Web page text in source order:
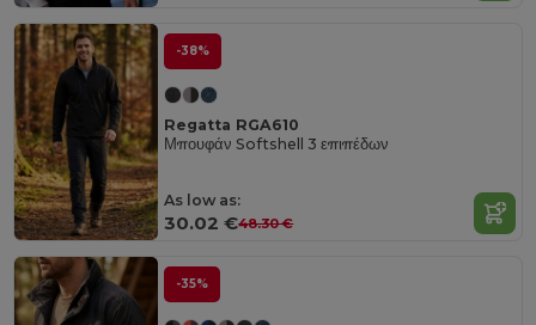
-38%
Regatta RGA610
Μπουφάν Softshell 3 επιπέδων
As low as:
30.02 €48.30 €
-35%